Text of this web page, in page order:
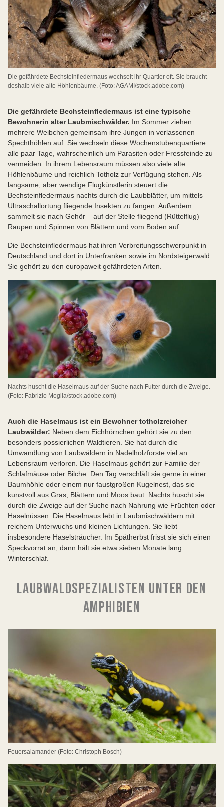
Die gefährdete Bechsteinfledermaus wechselt ihr Quartier oft. Sie braucht
deshalb viele alte Höhlenbäume. (Foto: AGAMI/stock.adobe.com)
Die gefährdete Bechsteinfledermaus ist eine typische
Bewohnerin alter Laubmischwälder. Im Sommer ziehen
mehrere Weibchen gemeinsam ihre Jungen in verlassenen
Spechthöhlen auf. Sie wechseln diese Wochenstubenquartiere
alle paar Tage, wahrscheinlich um Parasiten oder Fressfeinde zu
vermeiden. In ihrem Lebensraum müssen also viele alte
Höhlenbäume und reichlich Totholz zur Verfügung stehen. Als
langsame, aber wendige Flugkünstlerin steuert die
Bechsteinfledermaus nachts durch die Laubblätter, um mittels
Ultraschallortung fliegende Insekten zu fangen. Außerdem
sammelt sie nach Gehör – auf der Stelle fliegend (Rüttelflug) –
Raupen und Spinnen von Blättern und vom Boden auf.
Die Bechsteinfledermaus hat ihren Verbreitungsschwerpunkt in
Deutschland und dort in Unterfranken sowie im Nordsteigerwald.
Sie gehört zu den europaweit gefährdeten Arten.
Nachts huscht die Haselmaus auf der Suche nach Futter durch die Zweige.
(Foto: Fabrizio Moglia/stock.adobe.com)
Auch die Haselmaus ist ein Bewohner totholzreicher
Laubwälder: Neben dem Eichhörnchen gehört sie zu den
besonders possierlichen Waldtieren. Sie hat durch die
Umwandlung von Laubwäldern in Nadelholzforste viel an
Lebensraum verloren. Die Haselmaus gehört zur Familie der
Schlafmäuse oder Bilche. Den Tag verschläft sie gerne in einer
Baumhöhle oder einem nur faustgroßen Kugelnest, das sie
kunstvoll aus Gras, Blättern und Moos baut. Nachts huscht sie
durch die Zweige auf der Suche nach Nahrung wie Früchten oder
Haselnüssen. Die Haselmaus lebt in Laubmischwäldern mit
reichem Unterwuchs und kleinen Lichtungen. Sie liebt
insbesondere Haselsträucher. Im Spätherbst frisst sie sich einen
Speckvorrat an, dann hält sie etwa sieben Monate lang
Winterschlaf.
LAUBWALDSPEZIALISTEN UNTER DEN
AMPHIBIEN
Feuersalamander (Foto: Christoph Bosch)